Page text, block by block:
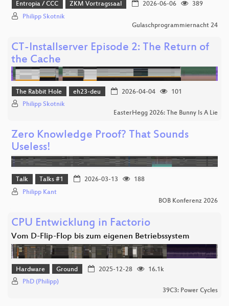
Entropia / CCC ZKM Vortragssaal 2026-06-06
389
Philipp Skotnik
Gulaschprogrammiernacht 24
CT-Installserver Episode 2: The Return of
the Cache
The Rabbit Hole eh23-deu 2026-04-04
101
Philipp Skotnik
EasterHegg 2026: The Bunny Is A Lie
Zero Knowledge Proof? That Sounds
Useless!
Talk Talks #1 2026-03-13
188
Philipp Kant
BOB Konferenz 2026
CPU Entwicklung in Factorio
Vom D-Flip-Flop bis zum eigenen Betriebssystem
Hardware Ground 2025-12-28
16.1k
PhD (Philipp)
39C3: Power Cycles